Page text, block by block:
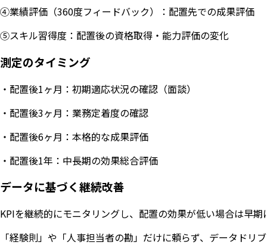
④業績評価（360度フィードバック）：配置先での成果評価
⑤スキル習得度：配置後の資格取得・能力評価の変化
測定のタイミング
・配置後1ヶ月：初期適応状況の確認（面談）
・配置後3ヶ月：業務定着度の確認
・配置後6ヶ月：本格的な成果評価
・配置後1年：中長期の効果総合評価
データに基づく継続改善
KPIを継続的にモニタリングし、配置の効果が低い場合は早
「経験則」や「人事担当者の勘」だけに頼らず、データド